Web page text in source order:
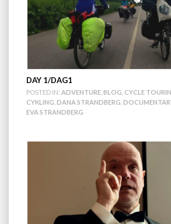
DAY 1/DAG1
POSTED IN: ADVENTURE BLOG CYCLE
CYKLING DANA STRANDBERG
EVA STRANDBERG